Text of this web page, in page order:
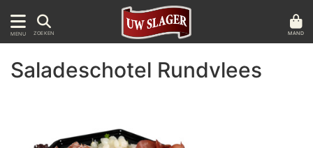
MENU ZOEKEN MAND
Saladeschotel Rundvlees